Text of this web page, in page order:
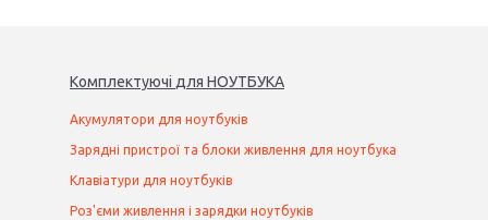
Комплектуючі для НОУТБУКА
Акумулятори для ноутбуків
Зарядні пристрої та блоки живлення для ноутбука
Клавіатури для ноутбуків
Роз'єми живлення і зарядки ноутбуків